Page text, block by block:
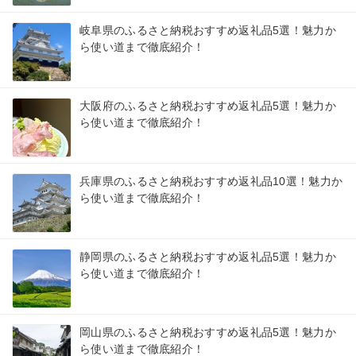
岐阜県のふるさと納税おすすめ返礼品5選！魅力か
ら使い道まで徹底紹介！
大阪府のふるさと納税おすすめ返礼品5選！魅力か
ら使い道まで徹底紹介！
兵庫県のふるさと納税おすすめ返礼品10選！魅力か
ら使い道まで徹底紹介！
静岡県のふるさと納税おすすめ返礼品5選！魅力か
ら使い道まで徹底紹介！
岡山県のふるさと納税おすすめ返礼品5選！魅力か
ら使い道まで徹底紹介！